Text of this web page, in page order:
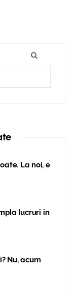
La noi, e
lucruri in
Nu, acum